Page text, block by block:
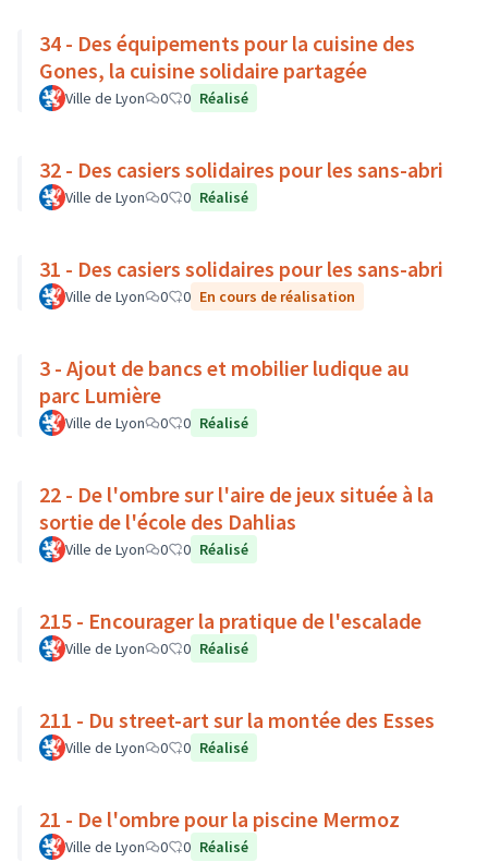
34 - Des équipements pour la cuisine des
Gones, la cuisine solidaire partagée
Ville de Lyon 0 0 Réalisé
32 - Des casiers solidaires pour les sans-abri
Ville de Lyon 0 0 Réalisé
31 - Des casiers solidaires pour les sans-abri
Ville de Lyon 0 0 En cours de réalisation
3 - Ajout de bancs et mobilier ludique au
parc Lumière
Ville de Lyon 0 0 Réalisé
22 - De l'ombre sur l'aire de jeux située à la
sortie de l'école des Dahlias
Ville de Lyon 0 0 Réalisé
215 - Encourager la pratique de l'escalade
Ville de Lyon 0 0 Réalisé
211 - Du street-art sur la montée des Esses
Ville de Lyon 0 0 Réalisé
21 - De l'ombre pour la piscine Mermoz
Ville de Lyon 0 0 Réalisé